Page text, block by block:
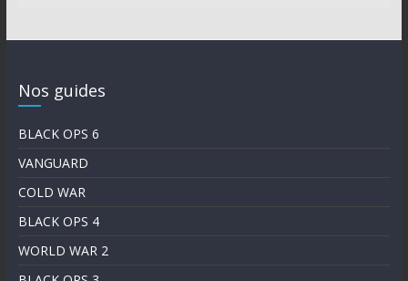
Nos guides
BLACK OPS 6
VANGUARD
COLD WAR
BLACK OPS 4
WORLD WAR 2